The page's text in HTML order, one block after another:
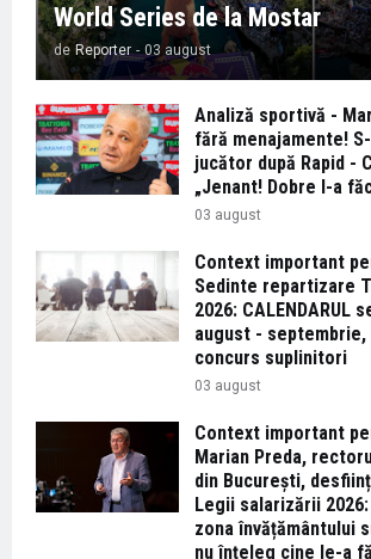
World Series de la Mostar
de Reporter - 03 august
Analiză sportivă -
fără menajamente!
jucător după Rapid -
„Jenant! Dobre l-a
03 august
Context important
Sedinte repartizare
2026: CALENDARUL
august -
concurs suplinitori
03 august
Context important
Marian Preda,
din București,
Legii salarizării
zona învățământului
nu înțeleg cine le-a